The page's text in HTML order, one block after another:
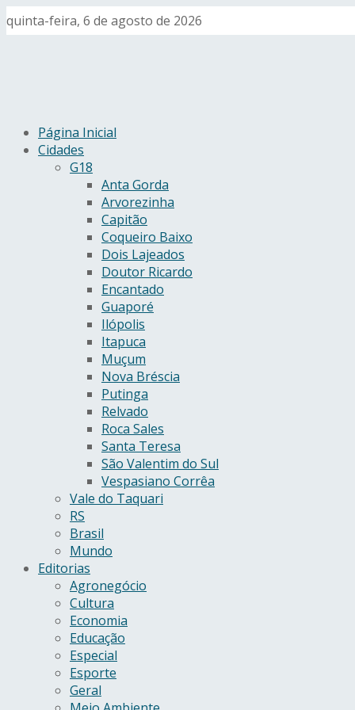
quinta-feira, 6 de agosto de 2026
Página Inicial
Cidades
G18
Anta Gorda
Arvorezinha
Capitão
Coqueiro Baixo
Dois Lajeados
Doutor Ricardo
Encantado
Guaporé
Ilópolis
Itapuca
Muçum
Nova Bréscia
Putinga
Relvado
Roca Sales
Santa Teresa
São Valentim do Sul
Vespasiano Corrêa
Vale do Taquari
RS
Brasil
Mundo
Editorias
Agronegócio
Cultura
Economia
Educação
Especial
Esporte
Geral